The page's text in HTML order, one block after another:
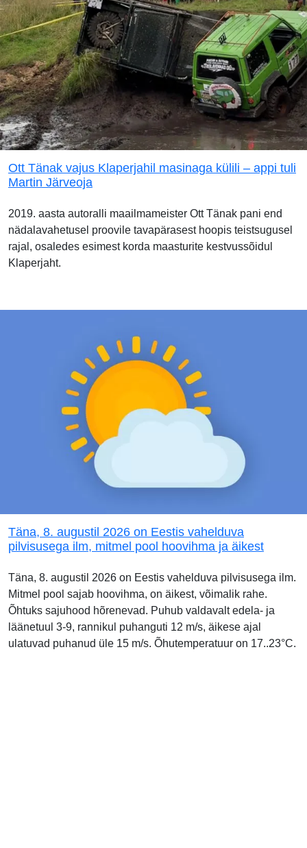
Ott Tänak vajus Klaperjahil masinaga külili – appi tuli
Martin Järveoja
2019. aasta autoralli maailmameister Ott Tänak pani end
nädalavahetusel proovile tavapärasest hoopis teistsugusel
rajal, osaledes esimest korda maasturite kestvussõidul
Klaperjaht.
Täna, 8. augustil 2026 on Eestis vahelduva
pilvisusega ilm, mitmel pool hoovihma ja äikest
Täna, 8. augustil 2026 on Eestis vahelduva pilvisusega ilm.
Mitmel pool sajab hoovihma, on äikest, võimalik rahe.
Õhtuks sajuhood hõrenevad. Puhub valdavalt edela- ja
läänetuul 3-9, rannikul puhanguti 12 m/s, äikese ajal
ulatuvad puhanud üle 15 m/s. Õhutemperatuur on 17..23°C.